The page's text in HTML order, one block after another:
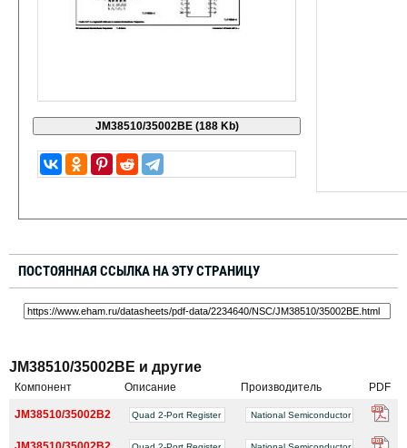
ПОСТОЯННАЯ ССЫЛКА НА ЭТУ СТРАНИЦУ
JM38510/35002BE и другие
Компонент Описание Производитель PDF
JM38510/35002B2 Quad 2-Port Register National Semiconductor